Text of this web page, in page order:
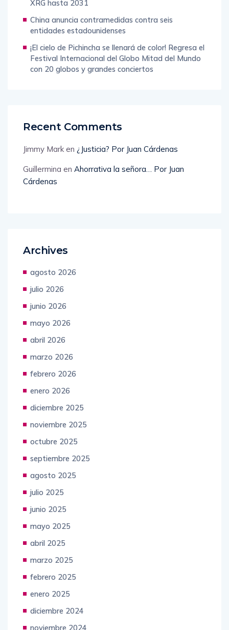
XRG hasta 2031
China anuncia contramedidas contra seis
entidades estadounidenses
¡El cielo de Pichincha se llenará de color! Regresa el
Festival Internacional del Globo Mitad del Mundo
con 20 globos y grandes conciertos
Recent Comments
Jimmy Mark en ¿Justicia? Por Juan Cárdenas
Guillermina en Ahorrativa la señora… Por Juan
Cárdenas
Archives
agosto 2026
julio 2026
junio 2026
mayo 2026
abril 2026
marzo 2026
febrero 2026
enero 2026
diciembre 2025
noviembre 2025
octubre 2025
septiembre 2025
agosto 2025
julio 2025
junio 2025
mayo 2025
abril 2025
marzo 2025
febrero 2025
enero 2025
diciembre 2024
noviembre 2024